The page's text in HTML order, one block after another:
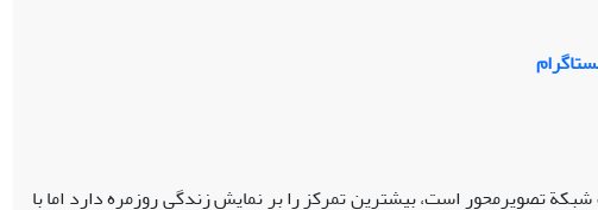
تصویرمحور است، بیشترین تمرکز را بر نمایش زندگی روزمره دارد اما با